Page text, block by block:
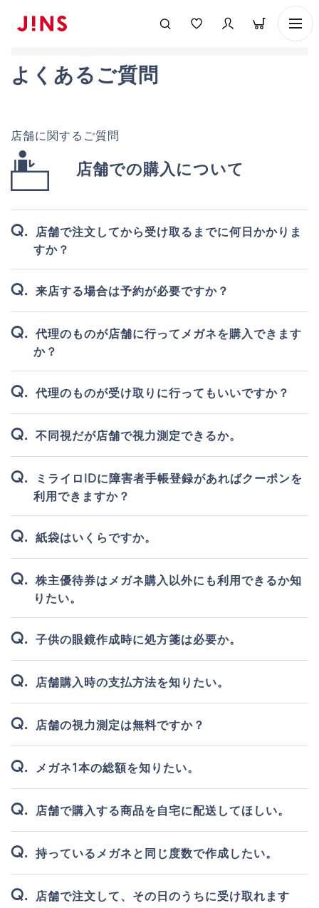
よくあるご質問
店舗に関するご質問
店舗での購入について
店舗で注文してから受け取るまでに何日かかりま
すか？
来店する場合は予約が必要ですか？
代理のものが店舗に行ってメガネを購入できます
か？
代理のものが受け取りに行ってもいいですか？
不同視だが店舗で視力測定できるか。
ミライロIDに障害者手帳登録があればクーポンを
利用できますか？
紙袋はいくらですか。
株主優待券はメガネ購入以外にも利用できるか知
りたい。
子供の眼鏡作成時に処方箋は必要か。
店舗購入時の支払方法を知りたい。
店舗の視力測定は無料ですか？
メガネ1本の総額を知りたい。
店舗で購入する商品を自宅に配送してほしい。
持っているメガネと同じ度数で作成したい。
店舗で注文して、その日のうちに受け取れます